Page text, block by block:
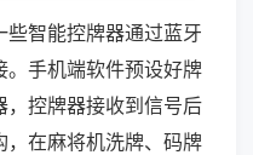
智能控牌器通过蓝牙
。手机端软件预设好牌
，控牌器接收到信号后
，在麻将机洗牌、码牌